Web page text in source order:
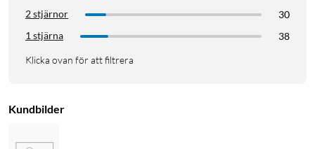
2 stjärnor
30
1 stjärna
38
Klicka ovan för att filtrera
Kundbilder